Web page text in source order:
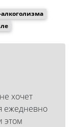
хочет
ежедневно
этом